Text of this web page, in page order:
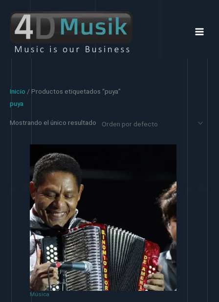
contenido
Inicio / Productos etiquetados “puya”
puya
Mostrando el único resultado
Música